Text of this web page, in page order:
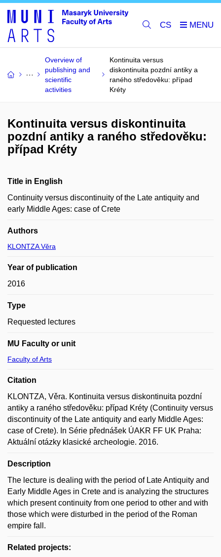
CS
Overview of
publishing and
scientific
activities
Kontinuita versus
diskontinuita pozdní antiky a
raného středověku: případ
Kréty
Kontinuita versus diskontinuita
pozdní antiky a raného středověku:
případ Kréty
Title in English
Continuity versus discontinuity of the Late antiquity and
early Middle Ages: case of Crete
Authors
KLONTZA Věra
Year of publication
2016
Type
Requested lectures
MU Faculty or unit
Faculty of Arts
Citation
KLONTZA, Věra. Kontinuita versus diskontinuita pozdní
antiky a raného středověku: případ Kréty (Continuity versus
discontinuity of the Late antiquity and early Middle Ages:
case of Crete). In Série přednášek ÚAKR FF UK Praha:
Aktuální otázky klasické archeologie. 2016.
Description
The lecture is dealing with the period of Late Antiquity and
Early Middle Ages in Crete and is analyzing the structures
which present continuity from one period to other and with
those which were disturbed in the period of the Roman
empire fall.
Related projects: